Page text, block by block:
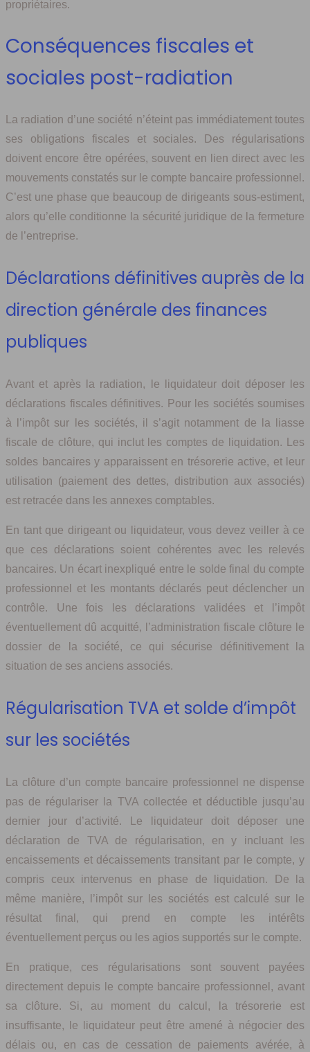
propriétaires.
Conséquences fiscales et
sociales post-radiation
La radiation d’une société n’éteint pas immédiatement toutes
ses obligations fiscales et sociales. Des régularisations
doivent encore être opérées, souvent en lien direct avec les
mouvements constatés sur le compte bancaire professionnel.
C’est une phase que beaucoup de dirigeants sous-estiment,
alors qu’elle conditionne la sécurité juridique de la fermeture
de l’entreprise.
Déclarations définitives auprès de la
direction générale des finances
publiques
Avant et après la radiation, le liquidateur doit déposer les
déclarations fiscales définitives. Pour les sociétés soumises
à l’impôt sur les sociétés, il s’agit notamment de la liasse
fiscale de clôture, qui inclut les comptes de liquidation. Les
soldes bancaires y apparaissent en trésorerie active, et leur
utilisation (paiement des dettes, distribution aux associés)
est retracée dans les annexes comptables.
En tant que dirigeant ou liquidateur, vous devez veiller à ce
que ces déclarations soient cohérentes avec les relevés
bancaires. Un écart inexpliqué entre le solde final du compte
professionnel et les montants déclarés peut déclencher un
contrôle. Une fois les déclarations validées et l’impôt
éventuellement dû acquitté, l’administration fiscale clôture le
dossier de la société, ce qui sécurise définitivement la
situation de ses anciens associés.
Régularisation TVA et solde d’impôt
sur les sociétés
La clôture d’un compte bancaire professionnel ne dispense
pas de régulariser la TVA collectée et déductible jusqu’au
dernier jour d’activité. Le liquidateur doit déposer une
déclaration de TVA de régularisation, en y incluant les
encaissements et décaissements transitant par le compte, y
compris ceux intervenus en phase de liquidation. De la
même manière, l’impôt sur les sociétés est calculé sur le
résultat final, qui prend en compte les intérêts
éventuellement perçus ou les agios supportés sur le compte.
En pratique, ces régularisations sont souvent payées
directement depuis le compte bancaire professionnel, avant
sa clôture. Si, au moment du calcul, la trésorerie est
insuffisante, le liquidateur peut être amené à négocier des
délais ou, en cas de cessation de paiements avérée, à